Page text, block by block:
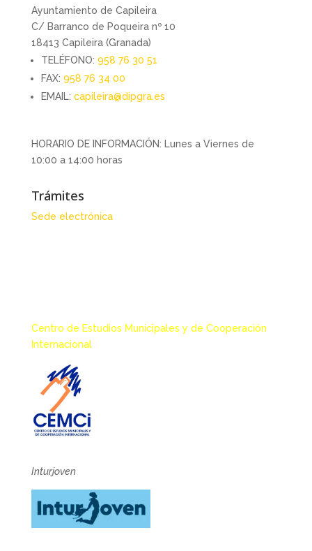
Ayuntamiento de Capileira
C/ Barranco de Poqueira nº 10
18413 Capileira (Granada)
TELÉFONO: 958 76 30 51
FAX: 958 76 34 00
EMAIL: capileira@dipgra.es
HORARIO DE INFORMACIÓN: Lunes a Viernes de
10:00 a 14:00 horas
Trámites
Sede electrónica
Centro de Estudios Municipales y de Cooperación
Internacional
Inturjoven